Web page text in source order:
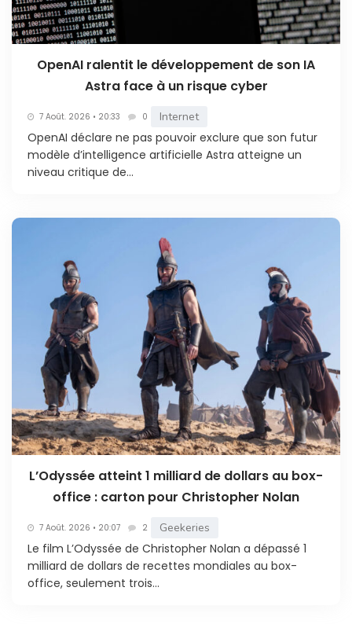
OpenAI ralentit le développement de son IA
Astra face à un risque cyber
7 Août. 2026 • 20:33 0 Internet
OpenAI déclare ne pas pouvoir exclure que son futur
modèle d’intelligence artificielle Astra atteigne un
niveau critique de...
L’Odyssée atteint 1 milliard de dollars au box-
office : carton pour Christopher Nolan
7 Août. 2026 • 20:07 2 Geekeries
Le film L’Odyssée de Christopher Nolan a dépassé 1
milliard de dollars de recettes mondiales au box-
office, seulement trois...